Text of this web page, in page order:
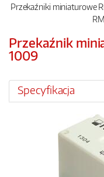
Przekaźniki miniaturowe
Przekaźnik
1009
Specyfikacja